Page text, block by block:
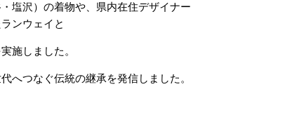
塩沢）の着物や、県内在住デザイナー
ンウェイと
施しました。
へつなぐ伝統の継承を発信しました。